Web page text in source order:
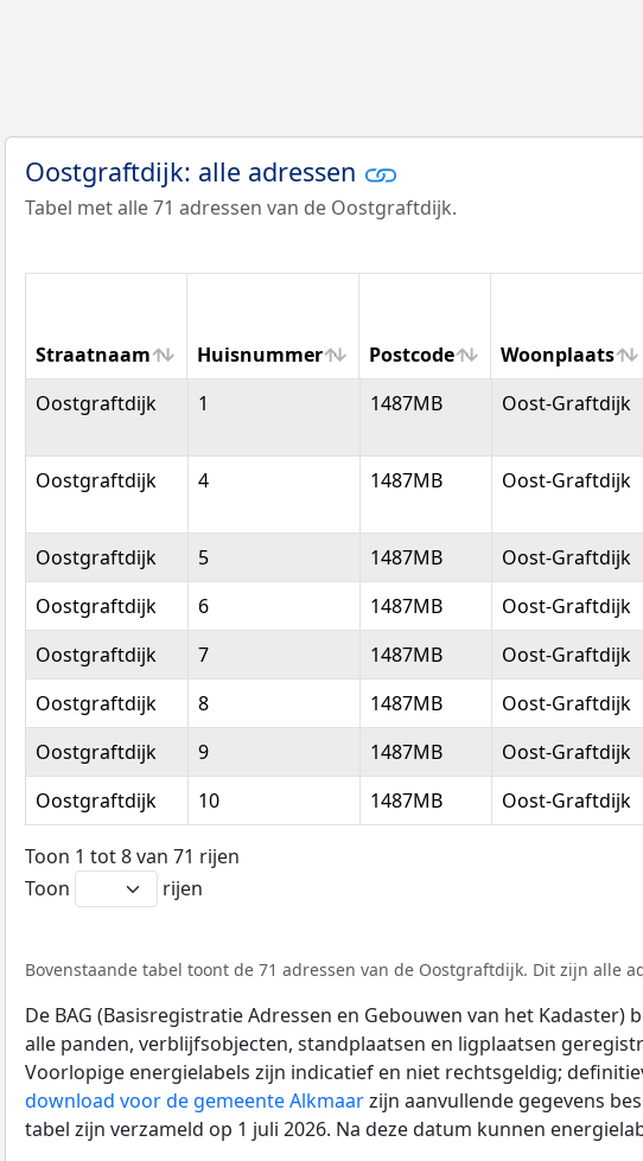
Oostgraftdijk: alle adressen
Tabel met alle 71 adressen van de Oostgraftdijk.
Straatnaam Huisnummer Postcode Woonplaats
Straatnaam
Huisnummer Postcode Woonplaats
Oostgraftdijk 1 1487MB Oost-Graftdijk
Oostgraftdijk 4 1487MB Oost-Graftdijk
Oostgraftdijk 5 1487MB Oost-Graftdijk
Oostgraftdijk
6 1487MB Oost-Graftdijk
Oostgraftdijk
7 1487MB Oost-Graftdijk
Oostgraftdijk
8 1487MB Oost-Graftdijk
Oostgraftdijk
9 1487MB Oost-Graftdijk
Oostgraftdijk
10 1487MB Oost-Graftdijk
Toon 1 tot 8 van 71 rijen
Toon
rijen
Bovenstaande tabel toont de 71 adressen van de Oostgraftdijk. Dit zijn alle
De BAG (Basisregistratie Adressen en Gebouwen van het
alle panden, verblijfsobjecten, standplaatsen en ligplaatsen
Voorlopige energielabels zijn indicatief en niet rechtsgeldig;
download voor de gemeente Alkmaarzijn aanvullende gegevens
tabel zijn verzameld op 1 juli 2026. Na deze datum kunnen